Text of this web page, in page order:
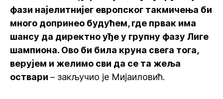
фази најелитнијег европског такмичења би
много допринео будућем, где првак има
шансу да директно уђе у групну фазу Лиге
шампиона. Ово би била круна свега тога,
верујем и желимо сви да се та жеља
оствари – закључио је Мијаиловић.